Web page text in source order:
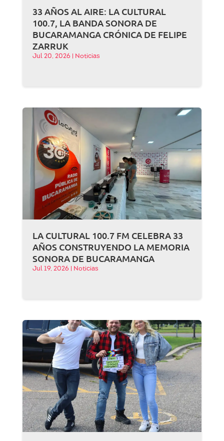
33 AÑOS AL AIRE: LA CULTURAL
100.7, LA BANDA SONORA DE
BUCARAMANGA CRÓNICA DE FELIPE
ZARRUK
Jul 20, 2026 Noticias
LA CULTURAL 100.7 FM CELEBRA 33
AÑOS CONSTRUYENDO LA MEMORIA
SONORA DE BUCARAMANGA
Jul 19, 2026 Noticias